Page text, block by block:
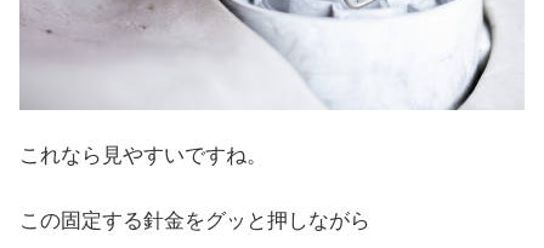
これなら見やすいですね。
この固定する針金をグッと押しながら